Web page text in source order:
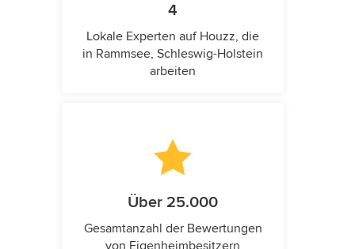
4
Lokale Experten auf Houzz, die
in Rammsee, Schleswig-Holstein
arbeiten
Über 25.000
Gesamtanzahl der Bewertungen